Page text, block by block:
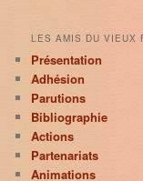
LES AMIS DU VIEUX
Présentation
Adhésion
Parutions
Bibliographie
Actions
Partenariats
Animations